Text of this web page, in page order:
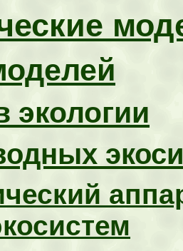
экологии